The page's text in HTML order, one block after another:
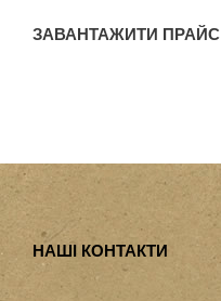
ЗАВАНТАЖИТИ ПРАЙС
НАШІ КОНТАКТИ